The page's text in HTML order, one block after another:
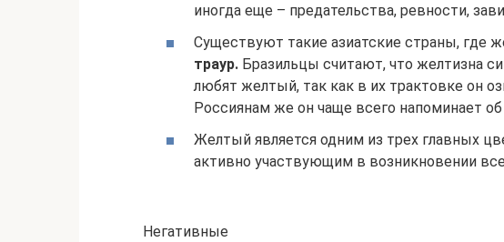
иногда еще – предательства, ревности,
Существуют такие азиатские страны, где
траур. Бразильцы считают, что желтизна
любят желтый, так как в их трактовке он
Россиянам же он чаще всего напоминает об
Желтый является одним из трех главных
активно участвующим в возникновении
Негативные